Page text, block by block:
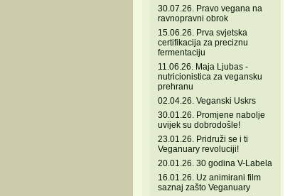
30.07.26. Pravo vegana na
ravnopravni obrok
15.06.26. Prva svjetska
certifikacija za preciznu
fermentaciju
11.06.26. Maja Ljubas -
nutricionistica za vegansku
prehranu
02.04.26. Veganski Uskrs
30.01.26. Promjene nabolje
uvijek su dobrodošle!
23.01.26. Pridruži se i ti
Veganuary revoluciji!
20.01.26. 30 godina V-Labela
16.01.26. Uz animirani film
saznaj zašto Veganuary